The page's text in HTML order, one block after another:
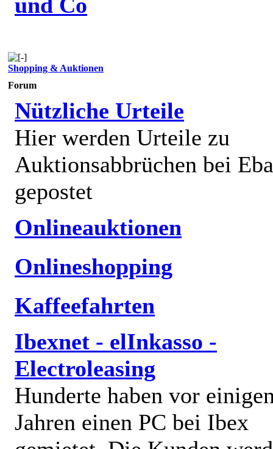
Shopping & Auktionen
Forum
Nützliche Urteile
Hier werden Urteile zu
Auktionsabbrüchen bei
gepostet
Onlineauktionen
Onlineshopping
Kaffeefahrten
Ibexnet - elInkasso -
Electroleasing
Hunderte haben vor
Jahren einen PC bei Ibex